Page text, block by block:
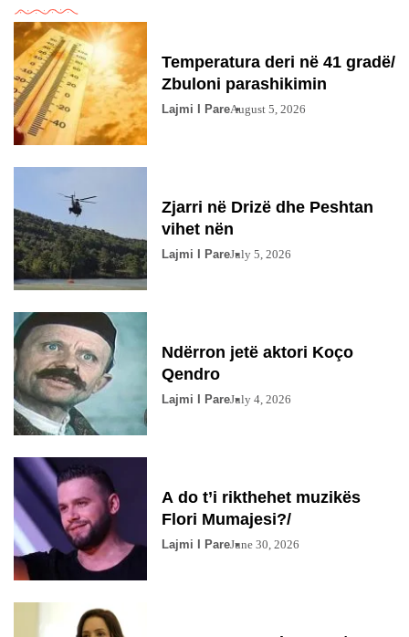
Temperatura deri në 41 gradë/
Zbuloni parashikimin
Lajmi I PareAugust 5, 2026
Zjarri në Drizë dhe Peshtan
vihet nën
Lajmi I PareJuly 5, 2026
Ndërron jetë aktori Koço
Qendro
Lajmi I PareJuly 4, 2026
A do t’i rikthehet muzikës
Flori Mumajesi?/
Lajmi I PareJune 30, 2026